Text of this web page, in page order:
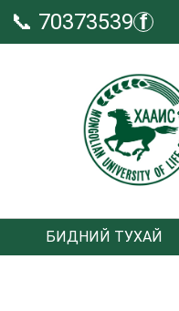
📞 70373539 f
БИДНИЙ ТУХАЙ